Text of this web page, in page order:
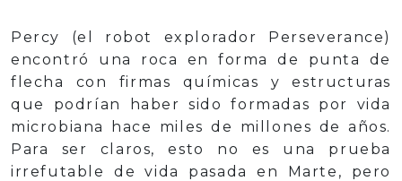
Percy (el robot explorador Perseverance)
encontró una roca en forma de punta de
flecha con firmas químicas y estructuras
que podrían haber sido formadas por vida
microbiana hace miles de millones de años.
Para ser claros, esto no es una prueba
irrefutable de vida pasada en Marte, pero